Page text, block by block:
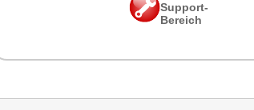
Support-
Bereich